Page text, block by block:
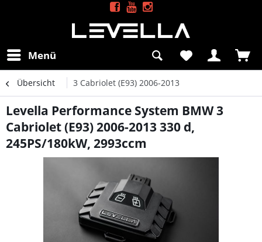
Menü
Übersicht 3 Cabriolet (E93) 2006-2013
Levella Performance System BMW 3
Cabriolet (E93) 2006-2013 330 d,
245PS/180kW, 2993ccm